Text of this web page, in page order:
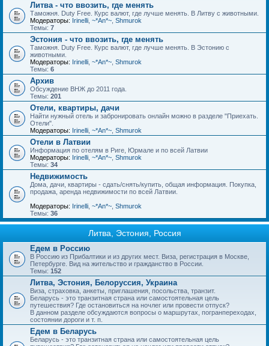
Литва - что ввозить, где менять
Таможня. Duty Free. Курс валют, где лучше менять. В Литву с животными.
Модераторы: Irinelli ~*An*~ Shmurok
Темы: 7
Эстония - что ввозить, где менять
Таможня. Duty Free. Курс валют, где лучше менять. В Эстонию с
животными.
Модераторы: Irinelli ~*An*~ Shmurok
Темы: 6
Архив
Обсуждение ВНЖ до 2011 года.
Темы: 201
Отели, квартиры, дачи
Найти нужный отель и забронировать онлайн можно в разделе "Приехать.
Отели".
Модераторы: Irinelli ~*An*~ Shmurok
Отели в Латвии
Информация по отелям в Риге, Юрмале и по всей Латвии
Модераторы: Irinelli ~*An*~ Shmurok
Темы: 34
Недвижимость
Дома, дачи, квартиры - сдать/снять/купить, общая информация. Покупка,
продажа, аренда недвижимости по всей Латвии.
Модераторы: Irinelli ~*An*~ Shmurok
Темы: 36
Литва, Эстония, Россия
Едем в Россию
В Россию из Прибалтики и из других мест. Виза, регистрация в Москве,
Петербурге. Вид на жительство и гражданство в России.
Темы: 152
Литва, Эстония, Белоруссия, Украина
Виза, страховка, анкеты, приглашения, посольства, транзит.
Беларусь - это транзитная страна или самостоятельная цель
путешествия? Где остановиться на ночлег или провести отпуск?
В данном разделе обсуждаются вопросы о маршрутах, погранпереходах,
состоянии дороги и т. п.
Едем в Беларусь
Беларусь - это транзитная страна или самостоятельная цель